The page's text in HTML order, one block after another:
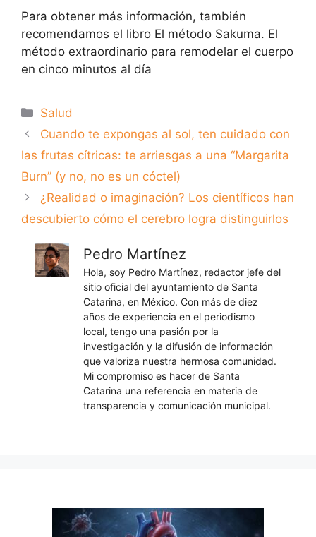
Para obtener más información, también
recomendamos el libro El método Sakuma. El
método extraordinario para remodelar el cuerpo
en cinco minutos al día
Categorías
Salud
Cuando te expongas al sol, ten cuidado con
las frutas cítricas: te arriesgas a una “Margarita
Burn” (y no, no es un cóctel)
¿Realidad o imaginación? Los científicos han
descubierto cómo el cerebro logra distinguirlos
Pedro Martínez
Hola, soy Pedro Martínez, redactor jefe del
sitio oficial del ayuntamiento de Santa
Catarina, en México. Con más de diez
años de experiencia en el periodismo
local, tengo una pasión por la
investigación y la difusión de información
que valoriza nuestra hermosa comunidad.
Mi compromiso es hacer de Santa
Catarina una referencia en materia de
transparencia y comunicación municipal.